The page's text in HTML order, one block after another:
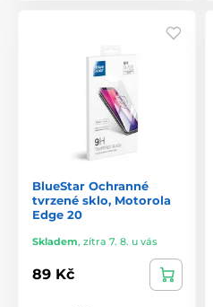
BlueStar Ochranné
tvrzené sklo, Motorola
Edge 20
Skladem, zítra 7. 8. u vás
89 Kč